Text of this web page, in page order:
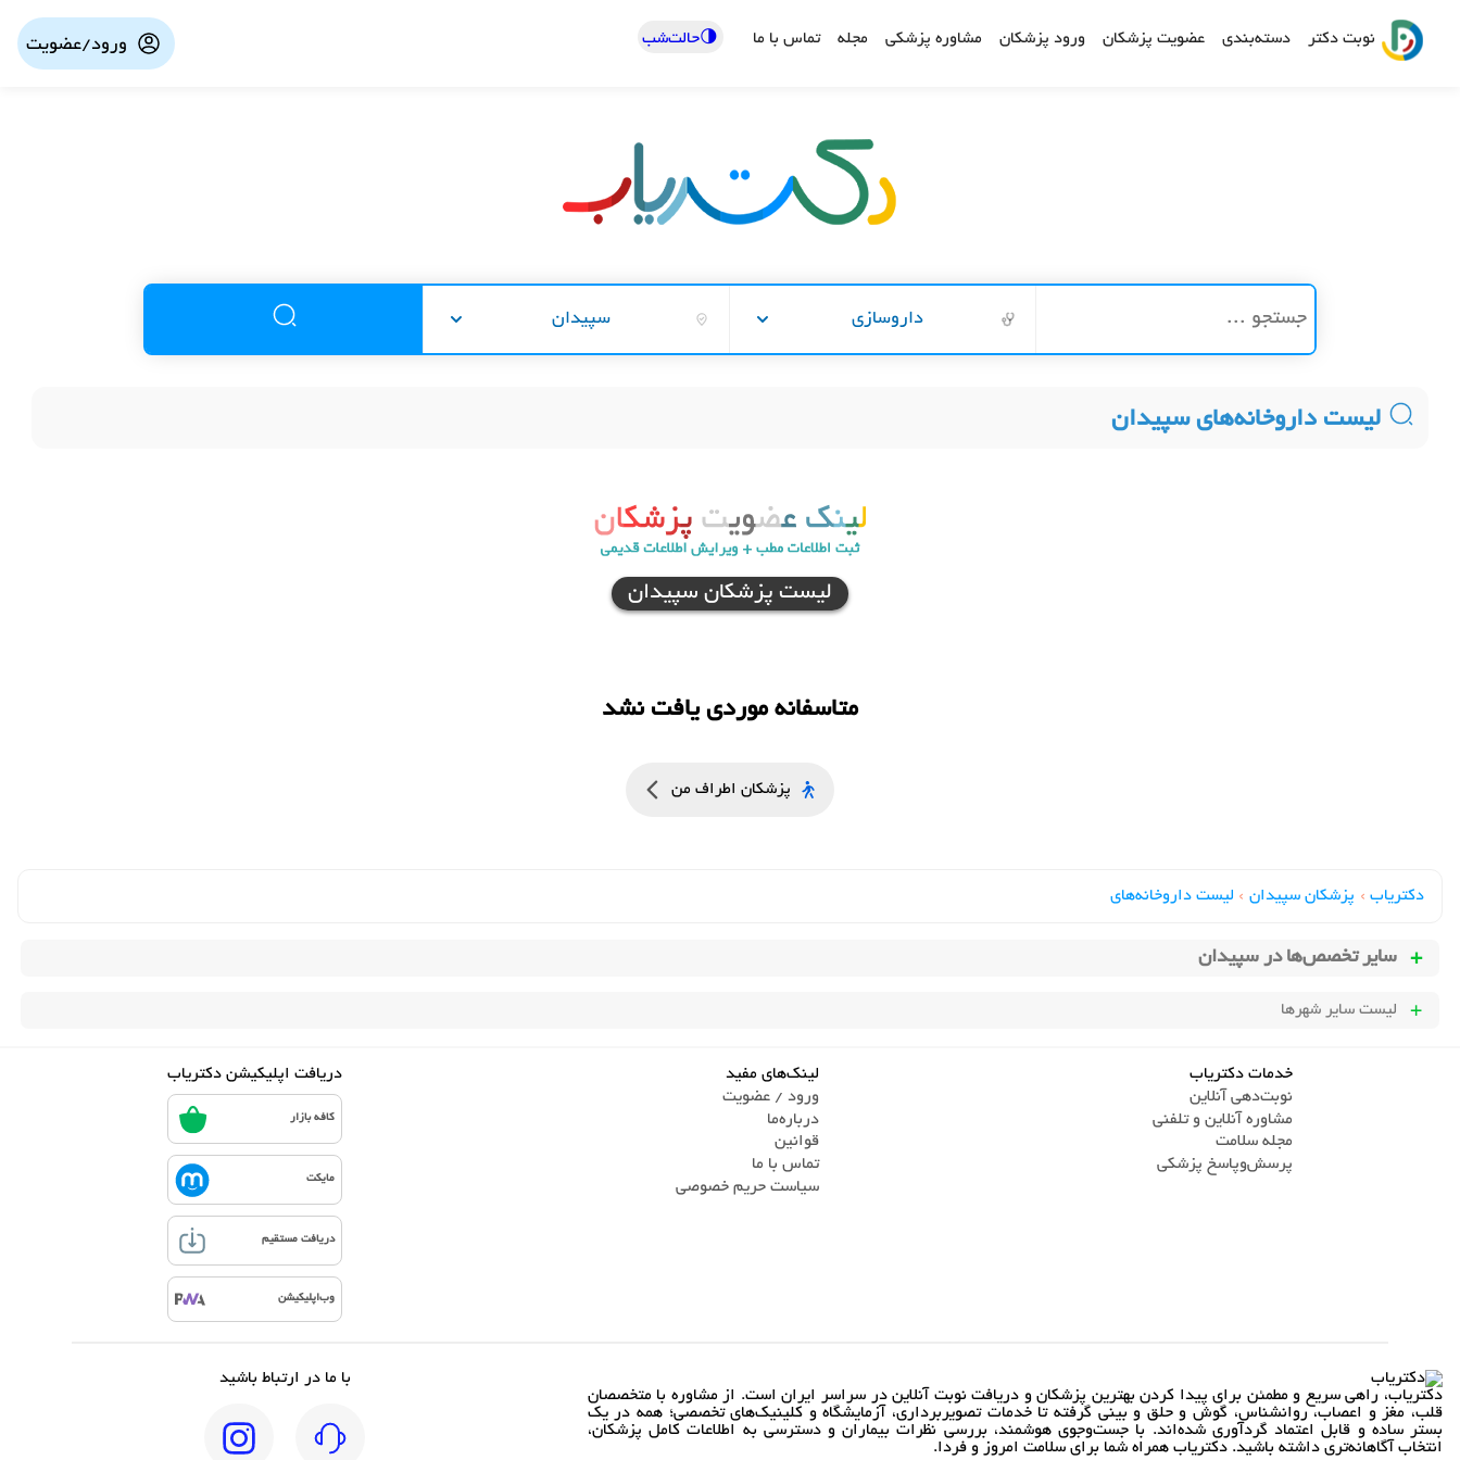
نوبت دکتر دسته‌بندی عضویت پزشکان ورود پزشکان مشاوره پزشکی مجله تماس با ما 🌗حالت‌شب ورود/عضویت
داروسازی سپیدان
لیست داروخانه‌های سپیدان
لیست پزشکان سپیدان
متاسفانه موردی یافت نشد
پزشکان اطراف من
دکتریاب › پزشکان سپیدان › لیست داروخانه‌های
سایر تخصص‌ها در سپیدان
لیست سایر شهرها
خدمات دکتریاب
نوبت‌دهی آنلاین
مشاوره آنلاین و تلفنی
مجله سلامت
پرسش‌و‌پاسخ پزشکی
لینک‌های مفید
ورود / عضویت
درباره‌ما
قوانین
تماس ‌با ما
سیاست حریم خصوصی
دریافت اپلیکیشن دکتریاب
کافه بازار
مایکت
دریافت مستقیم
وب‌اپلیکیشن
دکتریاب، راهی سریع و مطمئن برای پیدا کردن بهترین پزشکان و دریافت نوبت آنلاین در سراسر ایران است. از مشاوره با متخصصان
قلب، مغز و اعصاب، روانشناس، گوش و حلق و بینی گرفته تا خدمات تصویربرداری، آزمایشگاه و کلینیک‌های تخصصی؛ همه در یک
بستر ساده و قابل اعتماد گردآوری شده‌اند. با جست‌وجوی هوشمند، بررسی نظرات بیماران و دسترسی به اطلاعات کامل پزشکان،
انتخاب آگاهانه‌تری داشته باشید. دکتریاب همراه شما برای سلامت امروز و فردا.
با ما در ارتباط باشید